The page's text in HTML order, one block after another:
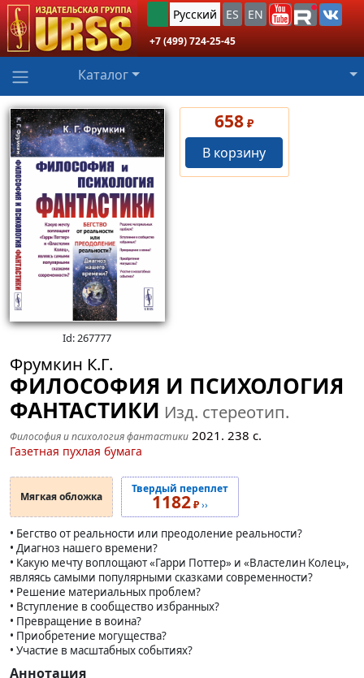
Русский ES EN
+7 (499) 724-25-45
Каталог
Id: 267777
658 ₽
В корзину
Фрумкин К.Г.
ФИЛОСОФИЯ И ПСИХОЛОГИЯ
ФАНТАСТИКИ Изд. стереотип.
Философия и психология фантастики 2021. 238 с.
Газетная пухлая бумага
Мягкая обложка
Твердый переплет
1182₽››
• Бегство от реальности или преодоление реальности?
• Диагноз нашего времени?
• Какую мечту воплощают «Гарри Поттер» и «Властелин Колец»,
являясь самыми популярными сказками современности?
• Решение материальных проблем?
• Вступление в сообщество избранных?
• Превращение в воина?
• Приобретение могущества?
• Участие в масштабных событиях?
Аннотация